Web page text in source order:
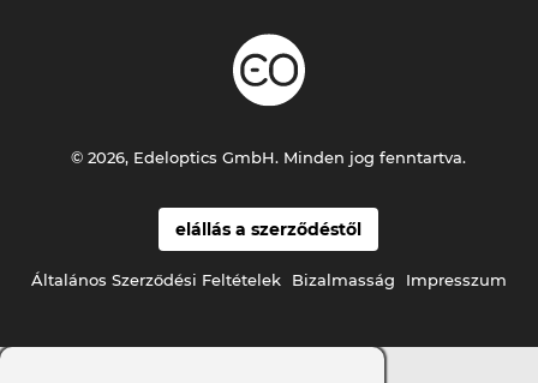
elállás a szerződéstől
Általános Szerződési Feltételek Bizalmasság Impresszum
© 2026, Edeloptics GmbH. Minden jog fenntartva.